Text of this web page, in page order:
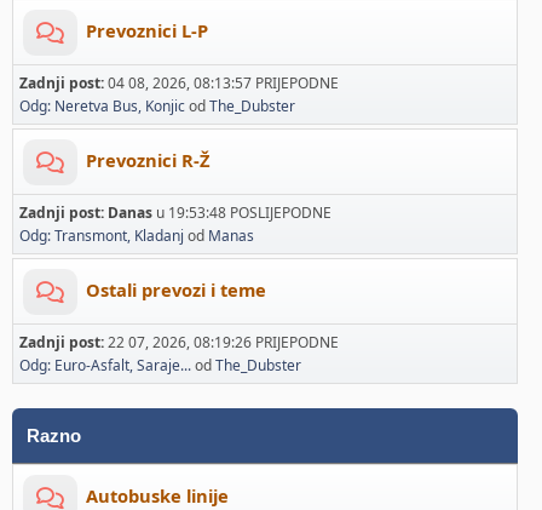
Prevoznici L-P
Zadnji post:04 08, 2026, 08:13:57 PRIJEPODNE
Odg: Neretva Bus, KonjicodThe_Dubster
Prevoznici R-Ž
Zadnji post: Danas u 19:53:48 POSLIJEPODNE
Odg: Transmont, Kladanj od Manas
Ostali prevozi i teme
Zadnji post:22 07, 2026, 08:19:26 PRIJEPODNE
Odg: Euro-Asfalt, Saraje...odThe_Dubster
Razno
Autobuske linije